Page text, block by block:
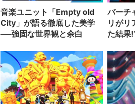
音楽ユニット「Empty old
City」が語る徹底した美学
──強固な世界観と余白
バーチ
リがリ
た結果